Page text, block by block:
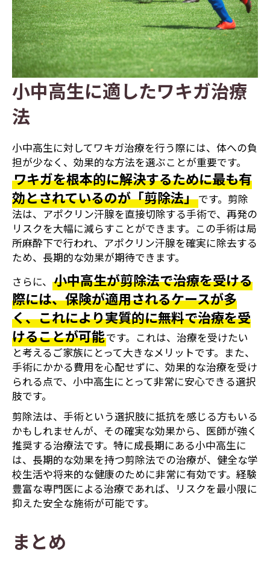
小中高生に適したワキガ治療
法
小中高生に対してワキガ治療を行う際には、体への負
担が少なく、効果的な方法を選ぶことが重要です。
ワキガを根本的に解決するために最も有
効とされているのが「剪除法」です。剪除
法は、アポクリン汗腺を直接切除する手術で、再発の
リスクを大幅に減らすことができます。この手術は局
所麻酔下で行われ、アポクリン汗腺を確実に除去する
ため、長期的な効果が期待できます。
さらに、 小中高生が剪除法で治療を受ける
際には、保険が適用されるケースが多
く、これにより実質的に無料で治療を受
けることが可能です。これは、治療を受けたい
と考えるご家族にとって大きなメリットです。また、
手術にかかる費用を心配せずに、効果的な治療を受け
られる点で、小中高生にとって非常に安心できる選択
肢です。
剪除法は、手術という選択肢に抵抗を感じる方もいる
かもしれませんが、その確実な効果から、医師が強く
推奨する治療法です。特に成長期にある小中高生に
は、長期的な効果を持つ剪除法での治療が、健全な学
校生活や将来的な健康のために非常に有効です。経験
豊富な専門医による治療であれば、リスクを最小限に
抑えた安全な施術が可能です。
まとめ